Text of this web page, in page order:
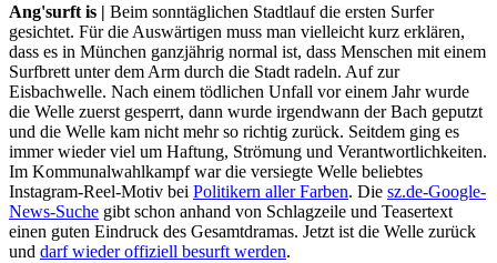
Ang'surft is | Beim sonntäglichen Stadtlauf die ersten Surfer
gesichtet. Für die Auswärtigen muss man vielleicht kurz erklären,
dass es in München ganzjährig normal ist, dass Menschen mit einem
Surfbrett unter dem Arm durch die Stadt radeln. Auf zur
Eisbachwelle. Nach einem tödlichen Unfall vor einem Jahr wurde
die Welle zuerst gesperrt, dann wurde irgendwann der Bach geputzt
und die Welle kam nicht mehr so richtig zurück. Seitdem ging es
immer wieder viel um Haftung, Strömung und Verantwortlichkeiten.
Im Kommunalwahlkampf war die versiegte Welle beliebtes
Instagram-Reel-Motiv bei Politikern aller Farben. Die sz.de-Google-
News-Suche gibt schon anhand von Schlagzeile und Teasertext
einen guten Eindruck des Gesamtdramas. Jetzt ist die Welle zurück
und darf wieder offiziell besurft werden.